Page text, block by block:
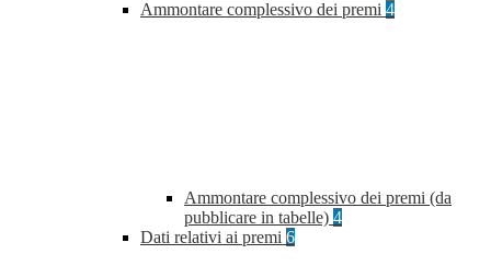
Ammontare complessivo dei premi 4
Ammontare complessivo dei premi (da
pubblicare in tabelle) 4
Dati relativi ai premi 6